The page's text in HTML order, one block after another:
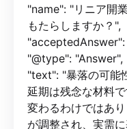
"name": "リニア開
もたらしますか？",
"@type": "Answer",
"text": "暴落の可能
延期は残念な材料
変わるわけではあ
が調整され、実需